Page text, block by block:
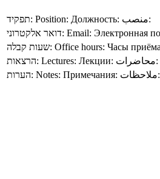
תפקיד: Position: Должность:
منصب:
דואר אלקטרוני: Email: Электронная
שעות קבלה: Office hours: Часы
הרצאות: Lectures: Лекции:
محاضرات:
הערות: Notes: Примечания: ملاحظات: